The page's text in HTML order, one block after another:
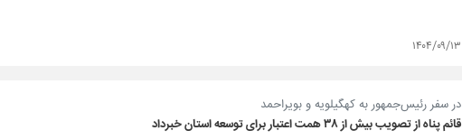
۱۴۰۴/۰۹/۱۳
در سفر رئیس‌جمهور به کهگیلویه و بویراحمد
قائم پناه از تصویب بیش از ۳۸‌ همت اعتبار برای توسعه استان خبرداد